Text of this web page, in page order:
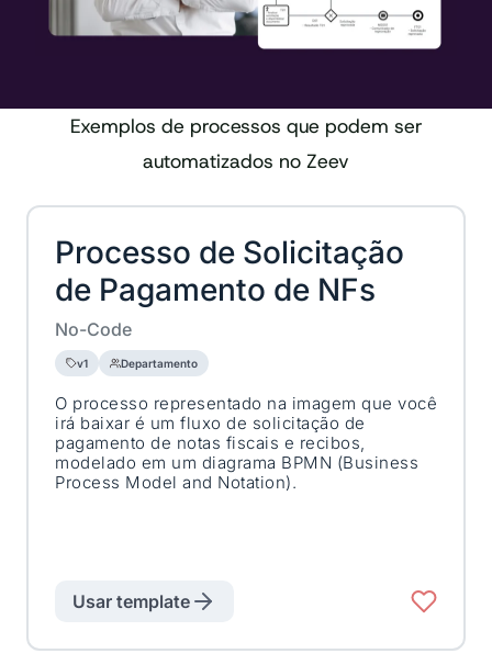
Exemplos de processos que podem ser
automatizados no Zeev
Processo de Solicitação
de Pagamento de NFs
No-Code
v1 Departamento
O processo representado na imagem que você
irá baixar é um fluxo de solicitação de
pagamento de notas fiscais e recibos,
modelado em um diagrama BPMN (Business
Process Model and Notation).
Usar template